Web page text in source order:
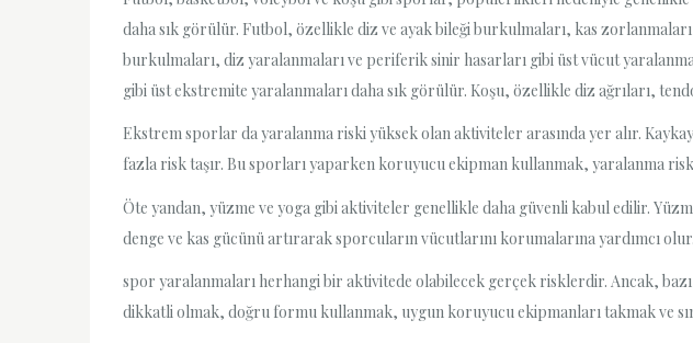
daha sık görülür. Futbol, özellikle diz ve ayak bileği burkulmaları, kas
burkulmaları, diz yaralanmaları ve periferik sinir hasarları gibi üst vücut
gibi üst ekstremite yaralanmaları daha sık görülür. Koşu, özellikle diz ağrıları,
Ekstrem sporlar da yaralanma riski yüksek olan aktiviteler arasında yer alır.
fazla risk taşır. Bu sporları yaparken koruyucu ekipman kullanmak, yaralanma
Öte yandan, yüzme ve yoga gibi aktiviteler genellikle daha güvenli kabul edilir.
denge ve kas gücünü artırarak sporcuların vücutlarını korumalarına yardımcı olur.
spor yaralanmaları herhangi bir aktivitede olabilecek gerçek risklerdir. Ancak,
dikkatli olmak, doğru formu kullanmak, uygun koruyucu ekipmanları takmak ve